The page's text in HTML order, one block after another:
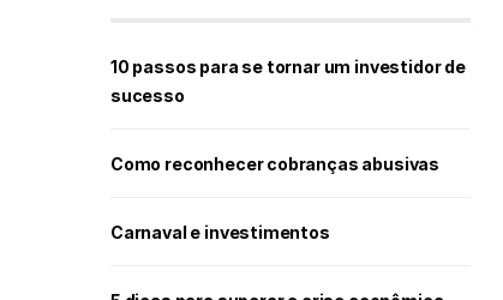
10 passos para se tornar um investidor de
sucesso
Como reconhecer cobranças abusivas
Carnaval e investimentos